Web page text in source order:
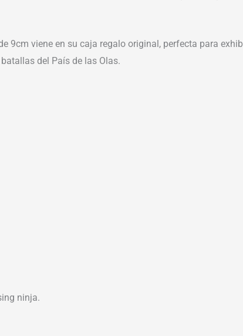
9cm viene en su caja regalo original, perfecta para
del País de las Olas.
ninja.